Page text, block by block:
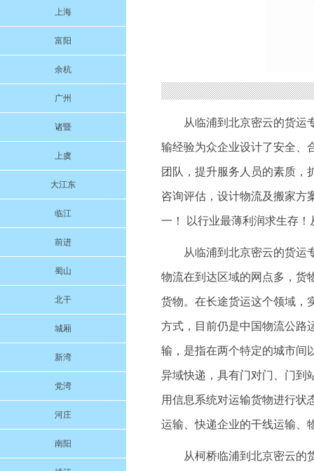
上海
富阳
余杭
广州
诸暨
上虞
大江东
临江
前进
蜀山
北干
城厢
新湾
党湾
河庄
南阳
从临浦到北京密云的货运
输经验为众企业设计了安全、
团队，提升服务人员的素质，
咨询评估，设计物流及搬家方
一！ 以行业最薄利润求生存
从临浦到北京密云的货运
物流在到达区域的网点多，货
货物。在长途货运这个领域，
方式，目前仍是中国物流公路
输，是指在两个特定的城市间
异域快递，具有门对门、门到
用信息系统对运输货物进行状
运输、快递企业的干线运输、
从柯桥临浦到北京密云的